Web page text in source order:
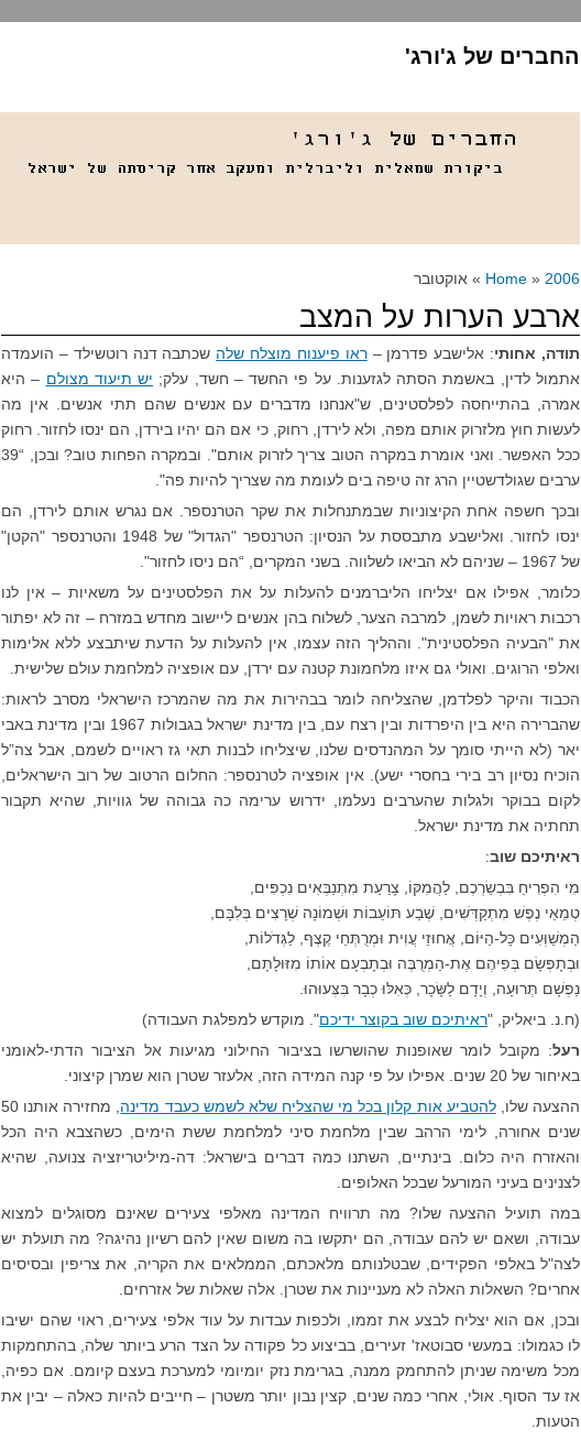
החברים של ג'ורג'
Home » 2006 » אוקטובר
ארבע הערות על המצב
תודה, אחותי: אלישבע פדרמן –ראו פיענוח מוצלח שלה שכתבה דנה רוטשילד – הועמדה
אתמול לדין, באשמת הסתה לגזענות. על פי החשד – חשד, עלק; יש תיעוד מצולם – היא
אמרה, בהתייחסה לפלסטינים, ש"אנחנו מדברים עם אנשים שהם תתי אנשים. אין מה
לעשות חוץ מלזרוק אותם מפה, ולא לירדן, רחוק, כי אם הם יהיו בירדן, הם ינסו לחזור. רחוק
ככל האפשר. ואני אומרת במקרה הטוב צריך לזרוק אותם". ובמקרה הפחות טוב? ובכן, “39
ערבים שגולדשטיין הרג זה טיפה בים לעומת מה שצריך להיות פה".
ובכך חשפה אחת הקיצוניות שבמתנחלות את שקר הטרנספר. אם נגרש אותם לירדן, הם
ינסו לחזור. ואלישבע מתבססת על הנסיון: הטרנספר "הגדול" של 1948 והטרנספר "הקטן"
של 1967 – שניהם לא הביאו לשלווה. בשני המקרים, “הם ניסו לחזור".
כלומר, אפילו אם יצליחו הליברמנים להעלות על את הפלסטינים על משאיות – אין לנו
רכבות ראויות לשמן, למרבה הצער, לשלוח בהן אנשים ליישוב מחדש במזרח – זה לא יפתור
את "הבעיה הפלסטינית". וההליך הזה עצמו, אין להעלות על הדעת שיתבצע ללא אלימות
ואלפי הרוגים. ואולי גם איזו מלחמונת קטנה עם ירדן, עם אופציה למלחמת עולם שלישית.
הכבוד והיקר לפלדמן, שהצליחה לומר בבהירות את מה שהמרכז הישראלי מסרב לראות:
שהברירה היא בין היפרדות ובין רצח עם, בין מדינת ישראל בגבולות 1967 ובין מדינת באבי
יאר (לא הייתי סומך על המהנדסים שלנו, שיצליחו לבנות תאי גז ראויים לשמם, אבל צה”ל
הוכיח נסיון רב בירי בחסרי ישע). אין אופציה לטרנספר: החלום הרטוב של רוב הישראלים,
לקום בבוקר ולגלות שהערבים נעלמו, ידרוש ערימה כה גבוהה של גוויות, שהיא תקבור
תחתיה את מדינת ישראל.
ראיתיכם שוב:
מִי הִפְרִיחַ בִּבְשַׂרְכֶם, לַהֲמִקּוֹ, צָרַעַת מִתְנַבְּאִים נִכְפִּים,
טְמֵאֵי נֶפֶשׁ מִתְקַדְּשִׁים, שֶׁבַע תּוֹעֵבוֹת וּשְׁמוֹנָה שְׁרָצִים בְּלִבָּם,
הַמְשַׁוְּעִים כָּל-הַיּוֹם, אֲחוּזֵי עֲוִית וּמְרֻתְּחֵי קֶצֶף, לַגְּדֹלוֹת,
וּבְתָפְשָׂם בְּפִיהֶם אֶת-הַמְרֻבֶּה וּבְתָבְעָם אוֹתוֹ מִזּוּלָתָם,
נַפְשָׁם תְּרוּעָה, וְיָדָם לַשָּׂכָר, כְּאִלּוּ כְבָר בִּצְּעוּהוּ.
(ח.נ. ביאליק, "ראיתיכם שוב בקוצר ידיכם". מוקדש למפלגת העבודה)
רעל: מקובל לומר שאופנות שהושרשו בציבור החילוני מגיעות אל הציבור הדתי-לאומני
באיחור של 20 שנים. אפילו על פי קנה המידה הזה, אלעזר שטרן הוא שמרן קיצוני.
ההצעה שלו,להטביע אות קלון בכל מי שהצליח שלא לשמש כעבד מדינה
, מחזירה אותנו 50
שנים אחורה, לימי הרהב שבין מלחמת סיני למלחמת ששת הימים, כשהצבא היה הכל
והאזרח היה כלום. בינתיים, השתנו כמה דברים בישראל: דה-מיליטריזציה צנועה, שהיא
לצנינים בעיני המורעל שבכל האלופים.
במה תועיל ההצעה שלו? מה תרוויח המדינה מאלפי צעירים שאינם מסוגלים למצוא
עבודה, ושאם יש להם עבודה, הם יתקשו בה משום שאין להם רשיון נהיגה? מה תועלת יש
לצה"ל באלפי הפקידים, שבטלנותם מלאכתם, הממלאים את הקריה, את צריפין ובסיסים
אחרים? השאלות האלה לא מעניינות את שטרן. אלה שאלות של אזרחים.
ובכן, אם הוא יצליח לבצע את זממו, ולכפות עבדות על עוד אלפי צעירים, ראוי שהם ישיבו
לו כגמולו: במעשי סבוטאז' זעירים, בביצוע כל פקודה על הצד הרע ביותר שלה, בהתחמקות
מכל משימה שניתן להתחמק ממנה, בגרימת נזק יומיומי למערכת בעצם קיומם. אם כפיה,
אז עד הסוף. אולי, אחרי כמה שנים, קצין נבון יותר משטרן – חייבים להיות כאלה – יבין את
הטעות.